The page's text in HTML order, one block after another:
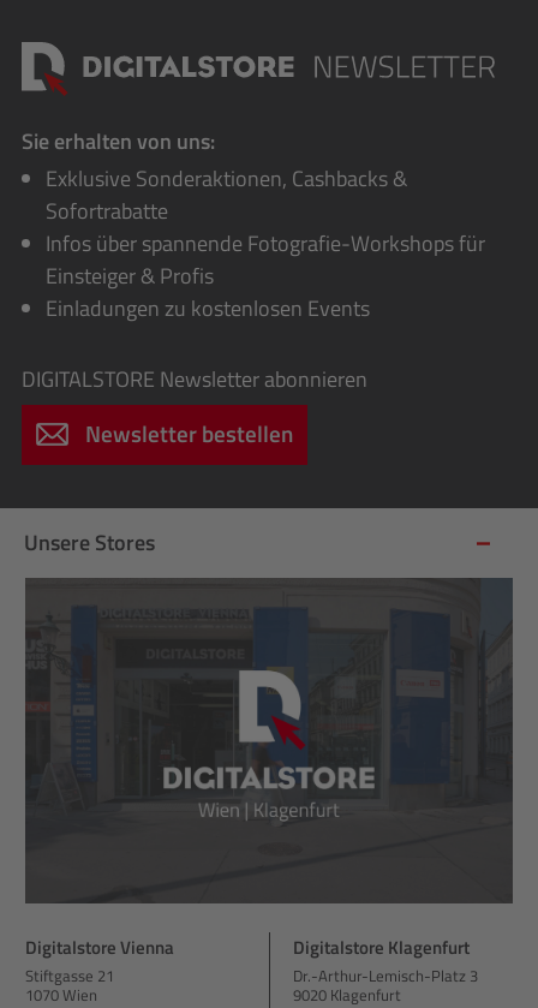
Sie erhalten von uns:
Exklusive Sonderaktionen, Cashbacks &
Sofortrabatte
Infos über spannende Fotografie-Workshops für
Einsteiger & Profis
Einladungen zu kostenlosen Events
DIGITALSTORE Newsletter abonnieren
Newsletter bestellen
Unsere Stores
Digitalstore Vienna
Stiftgasse 21
1070 Wien
Digitalstore Klagenfurt
Dr.-Arthur-Lemisch-Platz 3
9020 Klagenfurt